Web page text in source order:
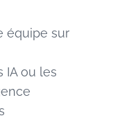
équipe sur
IA ou les